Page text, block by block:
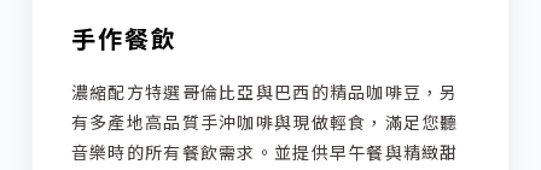
手作餐飲
濃縮配方特選哥倫比亞與巴西的精品咖啡豆，另
有多產地高品質手沖咖啡與現做輕食，滿足您聽
音樂時的所有餐飲需求。並提供早午餐與精緻甜